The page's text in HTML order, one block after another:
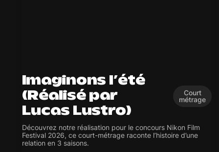
Imaginons l’été
(Réalisé par
Lucas Lustro)
Court
métrage
Découvrez notre réalisation pour le concours Nikon Film
Festival 2026, ce court-métrage raconte l’histoire d’une
relation en 3 saisons.